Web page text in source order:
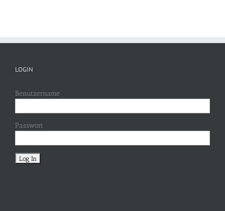
LOGIN
Benutzername
Passwort